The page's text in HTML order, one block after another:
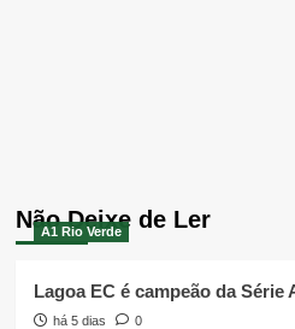
Não Deixe de Ler
A1 Rio Verde
Lagoa EC é campeão da Série
há 5 dias 0